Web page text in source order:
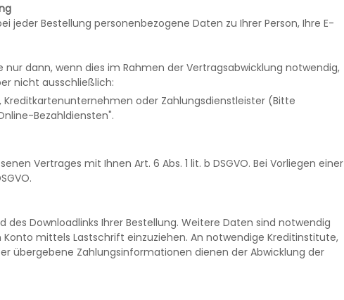
jeder Bestellung personenbezogene Daten zu Ihrer Person, Ihre E-
dann, wenn dies im Rahmen der Vertragsabwicklung notwendig,
nicht ausschließlich:
oder Zahlungsdienstleister (Bitte
Bezahldiensten".
Vertrages mit Ihnen Art. 6 Abs. 1 lit. b DSGVO. Bei Vorliegen einer
Downloadlinks Ihrer Bestellung. Weitere Daten sind notwendig
mittels Lastschrift einzuziehen. An notwendige Kreditinstitute,
übergebene Zahlungsinformationen dienen der Abwicklung der